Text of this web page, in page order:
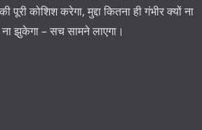
पूरी कोशिश करेगा, मुद्दा कितना ही गंभीर क्यों ना
ना झुकेगा – सच सामने लाएगा।